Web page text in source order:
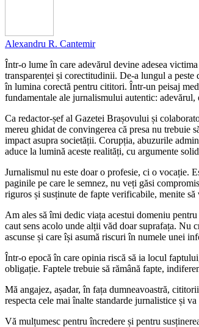
Alexandru R. Cantemir
Într-o lume în care adevărul devine adesea
transparenței și corectitudinii. De-a lungul a peste
în lumina corectă pentru cititori. Într-un peisaj
fundamentale ale jurnalismului autentic:
Ca redactor-șef al Gazetei Brașovului și
mereu ghidat de convingerea că presa nu
impact asupra societății. Corupția, abuzurile
aduce la lumină aceste realități, cu argumente
Jurnalismul nu este doar o profesie, ci o vocație.
paginile pe care le semnez, nu veți găsi
riguros și susținute de fapte verificabile, menite
Am ales să îmi dedic viața acestui domeniu
caut sens acolo unde alții văd doar suprafața. Nu
ascunse și care își asumă riscuri în numele unei
Într-o epocă în care opinia riscă să ia locul
obligație. Faptele trebuie să rămână fapte,
Mă angajez, așadar, în fața dumneavoastră,
respecta cele mai înalte standarde jurnalistice și
Vă mulțumesc pentru încredere și pentru